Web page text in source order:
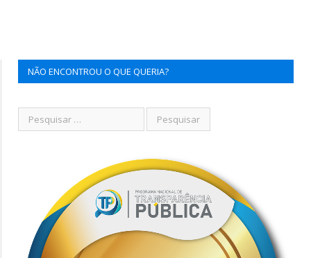
NÃO ENCONTROU O QUE QUERIA?